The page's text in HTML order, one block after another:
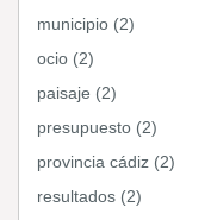
municipio (2)
ocio (2)
paisaje (2)
presupuesto (2)
provincia cádiz (2)
resultados (2)